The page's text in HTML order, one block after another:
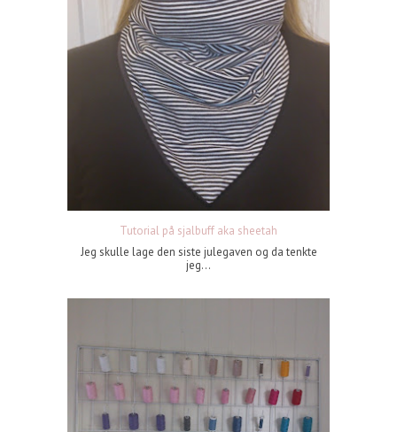
Tutorial på sjalbuff aka sheetah
Jeg skulle lage den siste julegaven og da tenkte
jeg...